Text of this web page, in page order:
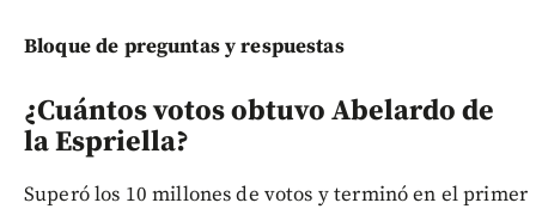
Bloque de preguntas y respuestas
¿Cuántos votos obtuvo Abelardo de
la Espriella?
Superó los 10 millones de votos y terminó en el primer